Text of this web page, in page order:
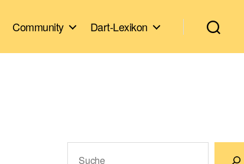
Community Dart-Lexikon